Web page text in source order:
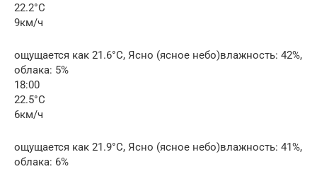
22.2°C
9км/ч
ощущается как 21.6°C, Ясно (ясное небо)влажность: 42%,
облака: 5%
18:00
22.5°C
6км/ч
ощущается как 21.9°C, Ясно (ясное небо)влажность: 41%,
облака: 6%